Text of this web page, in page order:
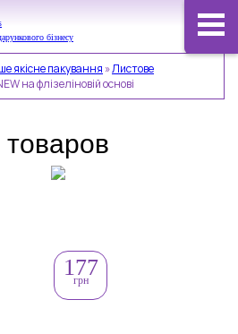
бізнесу
якісне пакування »Листове
на флізеліновій основі
177
грн